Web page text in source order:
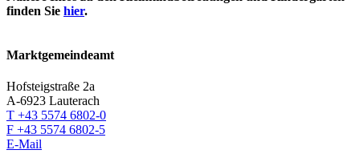
finden Sie hier.
Marktgemeindeamt
Hofsteigstraße 2a
A-6923 Lauterach
T +43 5574 6802-0
F +43 5574 6802-5
E-Mail